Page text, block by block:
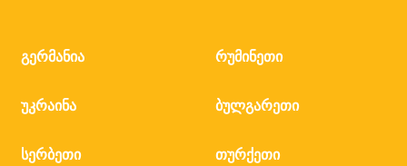
გერმანია რუმინეთი
უკრაინა ბულგარეთი
სერბეთი თურქეთი